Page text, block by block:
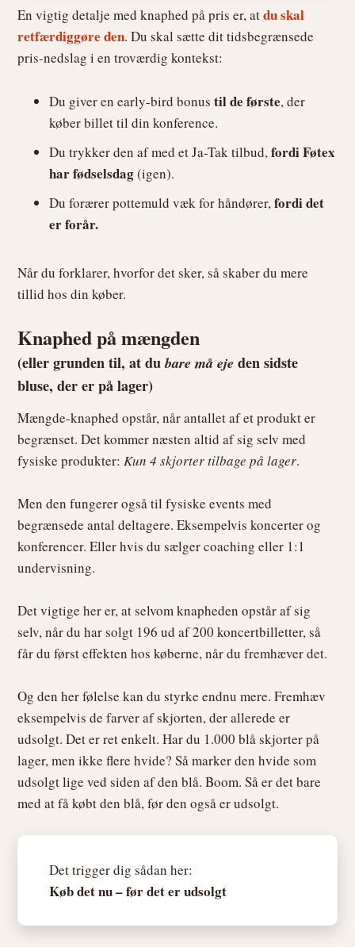
En vigtig detalje med knaphed på pris er, atdu skal
retfærdiggøre den. Du skal sætte dit tidsbegrænsede
pris-nedslag i en troværdig kontekst:
Du giver en early-bird bonustil de første, der
køber billet til din konference.
Du trykker den af med et Ja-Tak tilbud,fordi Føtex
har fødselsdag(igen).
Du forærer pottemuld væk for håndører,fordi det
er forår.
Når du forklarer, hvorfor det sker, så skaber du mere
tillid hos din køber.
Knaphed på mængden
(eller grunden til, at dubare må ejeden sidste
bluse, der er på lager)
Mængde-knaphed opstår, når antallet af et produkt er
begrænset. Det kommer næsten altid af sig selv med
fysiske produkter: Kun 4 skjorter tilbage på lager.
Men den fungerer også til fysiske events med
begrænsede antal deltagere. Eksempelvis koncerter og
konferencer. Eller hvis du sælger coaching eller 1:1
undervisning.
Det vigtige her er, at selvom knapheden opstår af sig
selv, når du har solgt 196 ud af 200 koncertbilletter, så
får du først effekten hos køberne, når du fremhæver det.
Og den her følelse kan du styrke endnu mere. Fremhæv
eksempelvis de farver af skjorten, der allerede er
udsolgt. Det er ret enkelt. Har du 1.000 blå skjorter på
lager, men ikke flere hvide? Så marker den hvide som
udsolgt lige ved siden af den blå. Boom. Så er det bare
med at få købt den blå, før den også er udsolgt.
Det trigger dig sådan her:
Køb det nu – før det er udsolgt